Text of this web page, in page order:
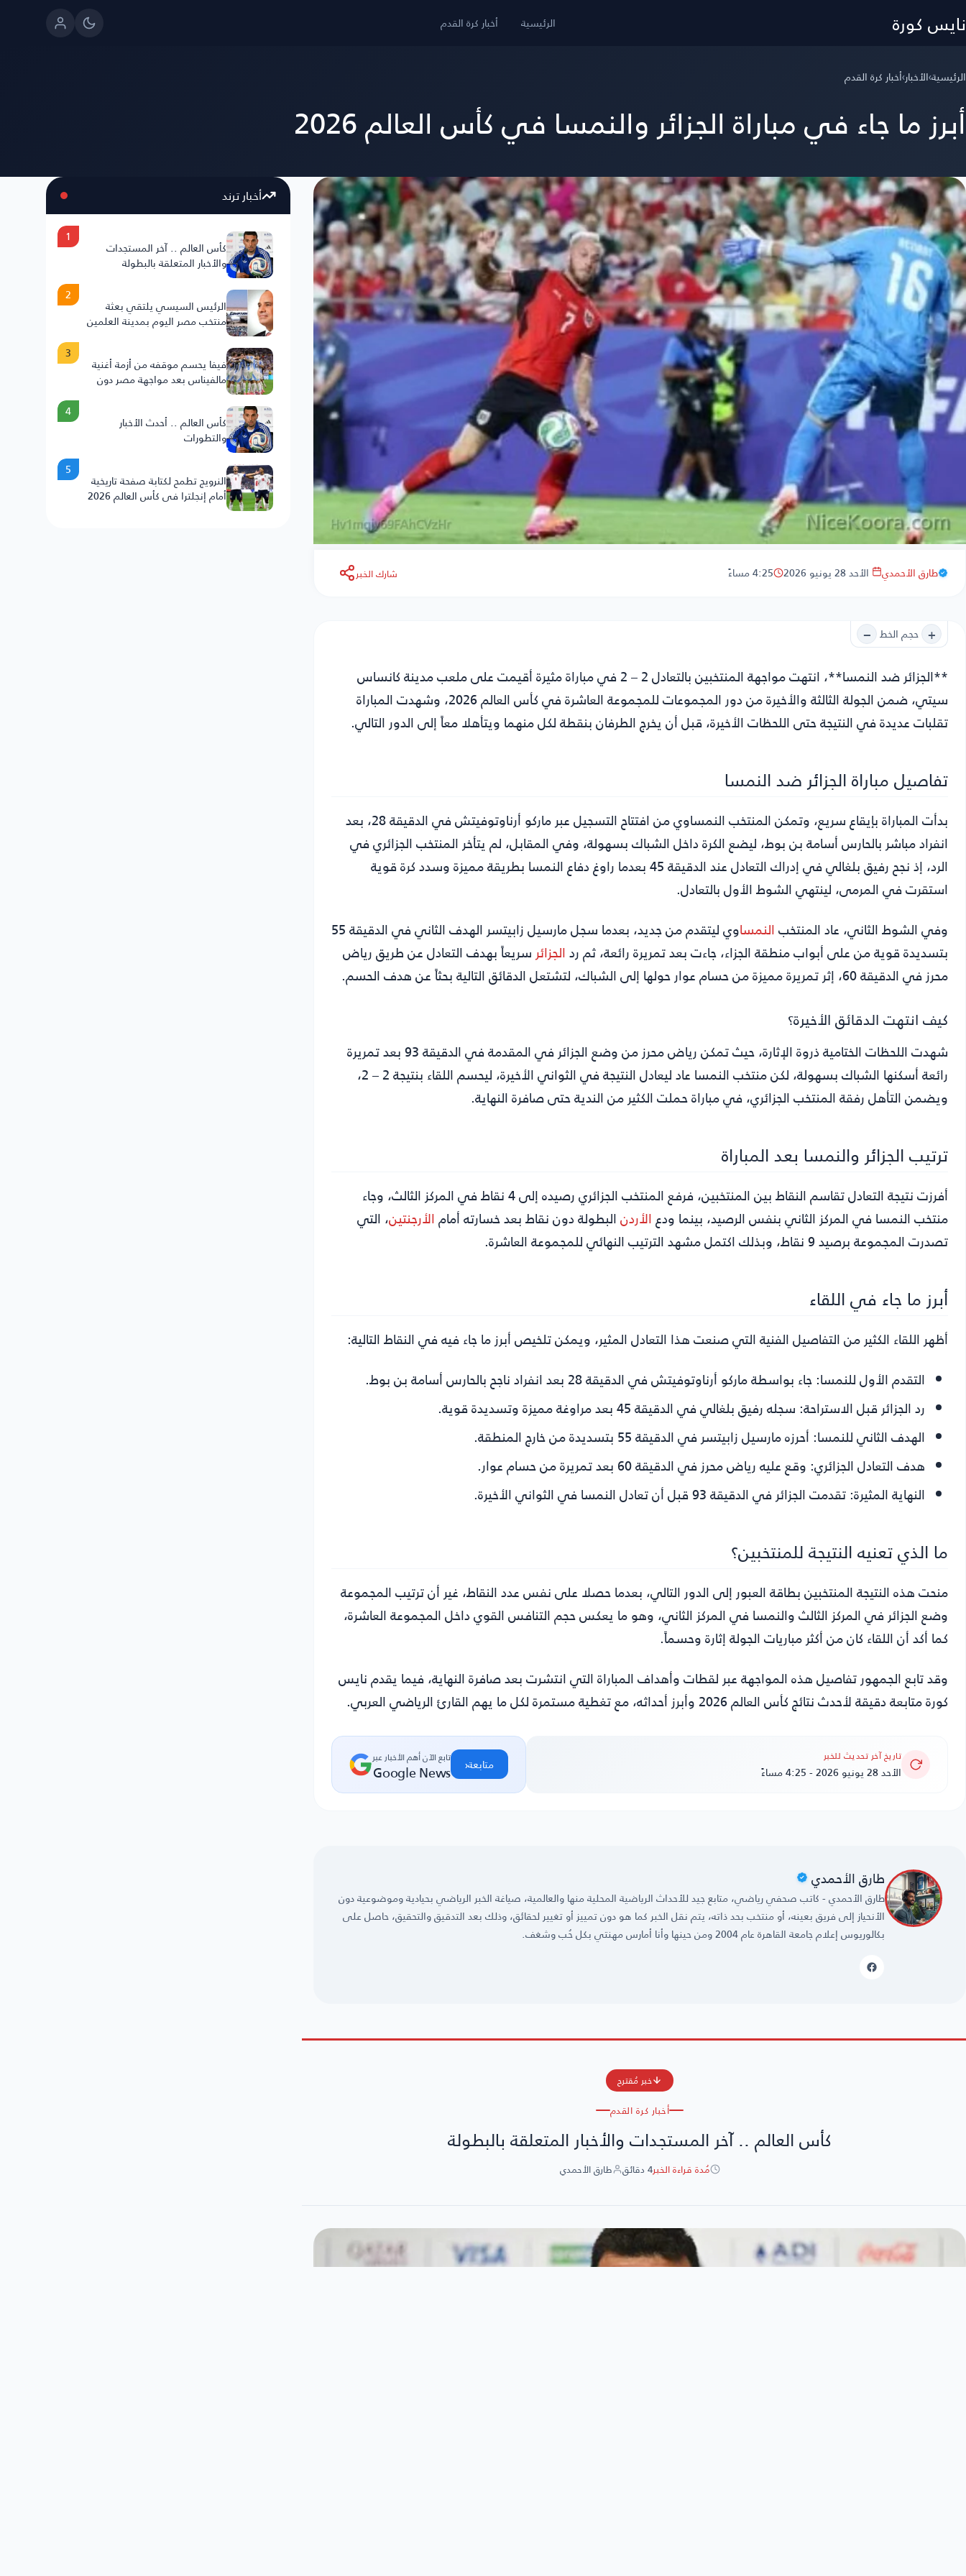
نايس كورة الرئيسية أخبار كرة القدم
الرئيسية›الأخبار›أخبار كرة القدم
أبرز ما جاء في مباراة الجزائر والنمسا في كأس العالم 2026
طارق الأحمدي الأحد 28 يونيو 2026 4:25 مساءً شارك الخبر
+ حجم الخط −
**الجزائر ضد النمسا**،
انتهت مواجهة المنتخبين بالتعادل 2 – 2 في مباراة مثيرة أقيمت على ملعب مدينة كانساس
سيتي، ضمن الجولة الثالثة والأخيرة من دور المجموعات للمجموعة العاشرة في كأس العالم 2026، وشهدت المباراة
تقلبات عديدة في النتيجة حتى اللحظات الأخيرة، قبل أن يخرج الطرفان بنقطة لكل منهما ويتأهلا معاً إلى الدور التالي.
تفاصيل مباراة الجزائر ضد النمسا
بدأت المباراة بإيقاع سريع، وتمكن المنتخب النمساوي من افتتاح التسجيل عبر ماركو أرناوتوفيتش في الدقيقة 28، بعد
انفراد مباشر بالحارس أسامة بن بوط، ليضع الكرة داخل الشباك بسهولة، وفي المقابل، لم يتأخر المنتخب الجزائري في
الرد، إذ نجح رفيق بلغالي في إدراك التعادل عند الدقيقة 45 بعدما راوغ دفاع النمسا بطريقة مميزة وسدد كرة قوية
استقرت في المرمى، لينتهي الشوط الأول بالتعادل.
وفي الشوط الثاني، عاد المنتخبالنمسا
وي ليتقدم من جديد، بعدما سجل مارسيل زابيتسر الهدف الثاني في الدقيقة 55
بتسديدة قوية من على أبواب منطقة الجزاء، جاءت بعد تمريرة رائعة، ثم ردالجزائر سريعاً بهدف التعادل عن طريق رياض
محرز في الدقيقة 60، إثر تمريرة مميزة من حسام عوار حولها إلى الشباك، لتشتعل الدقائق التالية بحثاً عن هدف الحسم.
كيف انتهت الدقائق الأخيرة؟
شهدت اللحظات الختامية ذروة الإثارة، حيث تمكن رياض محرز من وضع الجزائر في المقدمة في الدقيقة 93 بعد تمريرة
رائعة أسكنها الشباك بسهولة، لكن منتخب النمسا عاد ليعادل النتيجة في الثواني الأخيرة، ليحسم اللقاء بنتيجة 2 – 2،
ويضمن التأهل رفقة المنتخب الجزائري، في مباراة حملت الكثير من الندية حتى صافرة النهاية.
ترتيب الجزائر والنمسا بعد المباراة
أفرزت نتيجة التعادل تقاسم النقاط بين المنتخبين، فرفع المنتخب الجزائري رصيده إلى 4 نقاط في المركز الثالث، وجاء
منتخب النمسا في المركز الثاني بنفس الرصيد، بينما ودعالأردنالبطولة دون نقاط بعد خسارته أمامالأرجنتين، التي
تصدرت المجموعة برصيد 9 نقاط، وبذلك اكتمل مشهد الترتيب النهائي للمجموعة العاشرة.
أبرز ما جاء في اللقاء
أظهر اللقاء الكثير من التفاصيل الفنية التي صنعت هذا التعادل المثير، ويمكن تلخيص أبرز ما جاء فيه في النقاط التالية:
التقدم الأول للنمسا: جاء بواسطة ماركو أرناوتوفيتش في الدقيقة 28 بعد انفراد ناجح بالحارس أسامة بن بوط.
رد الجزائر قبل الاستراحة: سجله رفيق بلغالي في الدقيقة 45 بعد مراوغة مميزة وتسديدة قوية.
الهدف الثاني للنمسا: أحرزه مارسيل زابيتسر في الدقيقة 55 بتسديدة من خارج المنطقة.
هدف التعادل الجزائري: وقع عليه رياض محرز في الدقيقة 60 بعد تمريرة من حسام عوار.
النهاية المثيرة: تقدمت الجزائر في الدقيقة 93 قبل أن تعادل النمسا في الثواني الأخيرة.
ما الذي تعنيه النتيجة للمنتخبين؟
منحت هذه النتيجة المنتخبين بطاقة العبور إلى الدور التالي، بعدما حصلا على نفس عدد النقاط، غير أن ترتيب المجموعة
وضع الجزائر في المركز الثالث والنمسا في المركز الثاني، وهو ما يعكس حجم التنافس القوي داخل المجموعة العاشرة،
كما أكد أن اللقاء كان من أكثر مباريات الجولة إثارة وحسماً.
وقد تابع الجمهور تفاصيل هذه المواجهة عبر لقطات وأهداف المباراة التي انتشرت بعد صافرة النهاية، فيما يقدمنايس
كورةمتابعة دقيقة لأحدث نتائج كأس العالم 2026 وأبرز أحداثه، مع تغطية مستمرة لكل ما يهم القارئ الرياضي العربي.
تاريخ آخر تحديث للخبر
الأحد 28 يونيو 2026 - 4:25 مساءً
تابع الآن أهم الأخبار عبر
Google News متابعة‹
طارق الأحمدي
طارق الأحمدي - كاتب صحفي رياضي، متابع جيد للأحداث الرياضية المحلية منها والعالمية، صياغة الخبر الرياضي بحيادية وموضوعية دون
الأنحياز إلى فريق بعينه، أو منتخب بحد ذاته، يتم نقل الخبر كما هو دون تمييز أو تغيير لحقائق، وذلك بعد التدقيق والتحقيق، حاصل على
بكالوريوس إعلام جامعة القاهرة عام 2004 ومن حينها وأنا أمارس مهنتي بكل حُب وشغف.
خبر مُقترح
أخبار كرة القدم
كأس العالم .. آخر المستجدات والأخبار المتعلقة بالبطولة
مُدة قراءة الخبر4 دقائق طارق الأحمدي
أخبار ترند
كأس العالم .. آخر المستجدات
والأخبار المتعلقة بالبطولة
1
الرئيس السيسي يلتقي بعثة
منتخب مصر اليوم بمدينة العلمين
2
فيفا يحسم موقفه من أزمة أغنية
مالفيناس بعد مواجهة مصر دون
3
كأس العالم .. أحدث الأخبار
والتطورات
4
النرويج تطمح لكتابة صفحة تاريخية
أمام إنجلترا في كأس العالم 2026
5